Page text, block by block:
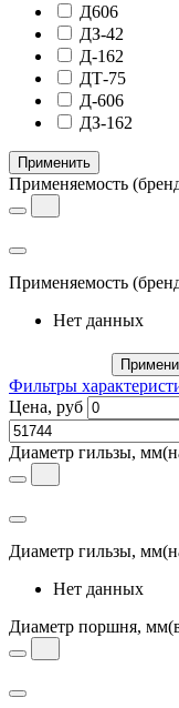
Д606
ДЗ-42
Д-162
ДТ-75
Д-606
ДЗ-162
Применить
Применяемость
Применяемость
Нет данных
Фильтры
Цена, руб
Диаметр гильзы, мм
Диаметр гильзы, мм
Нет данных
Диаметр поршня, мм